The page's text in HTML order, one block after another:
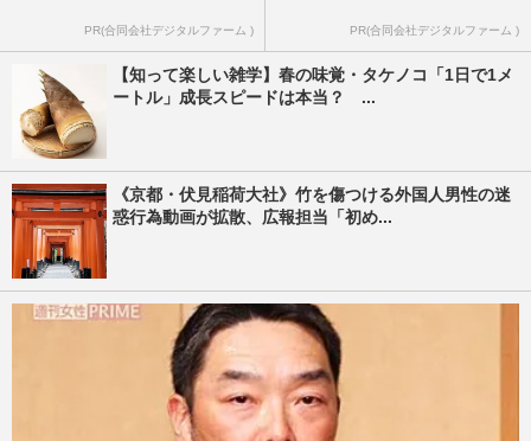
PR(合同会社デジタルファーム ) PR(合同会社デジタルファーム )
【知って楽しい雑学】春の味覚・タケノコ「1日で1メ
ートル」成長スピードは本当？ ...
《京都・伏見稲荷大社》竹を傷つける外国人男性の迷
惑行為動画が拡散、広報担当「初め...